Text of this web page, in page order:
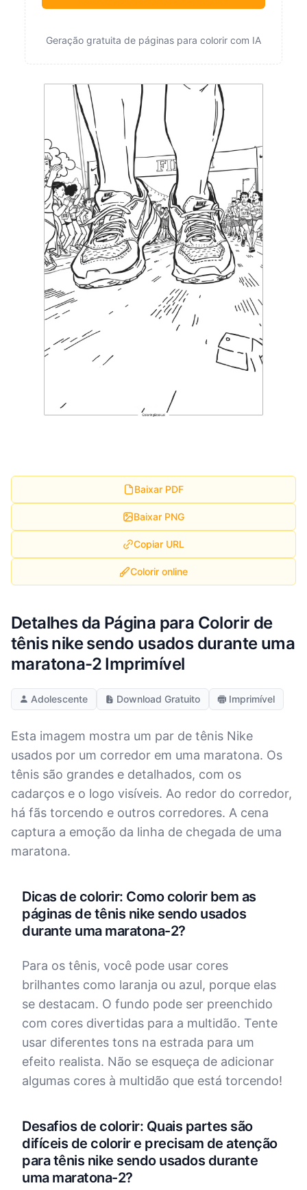
Geração gratuita de páginas para colorir com IA
Baixar PDF
Baixar PNG
Copiar URL
Colorir online
Detalhes da Página para Colorir de
tênis nike sendo usados durante uma
maratona-2 Imprimível
Adolescente Download Gratuito Imprimível
Esta imagem mostra um par de tênis Nike
usados por um corredor em uma maratona. Os
tênis são grandes e detalhados, com os
cadarços e o logo visíveis. Ao redor do corredor,
há fãs torcendo e outros corredores. A cena
captura a emoção da linha de chegada de uma
maratona.
Dicas de colorir: Como colorir bem as
páginas de tênis nike sendo usados
durante uma maratona-2?
Para os tênis, você pode usar cores
brilhantes como laranja ou azul, porque elas
se destacam. O fundo pode ser preenchido
com cores divertidas para a multidão. Tente
usar diferentes tons na estrada para um
efeito realista. Não se esqueça de adicionar
algumas cores à multidão que está torcendo!
Desafios de colorir: Quais partes são
difíceis de colorir e precisam de atenção
para tênis nike sendo usados durante
uma maratona-2?